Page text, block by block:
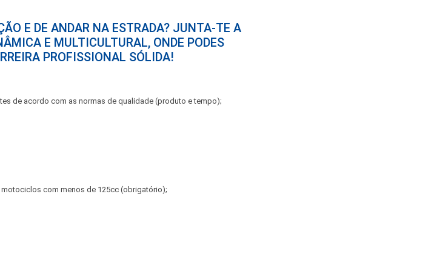
E DE ANDAR NA ESTRADA? JUNTA-TE A
E MULTICULTURAL, ONDE PODES
PROFISSIONAL SÓLIDA!
de acordo com as normas de qualidade (produto e tempo);
com menos de 125cc (obrigatório);